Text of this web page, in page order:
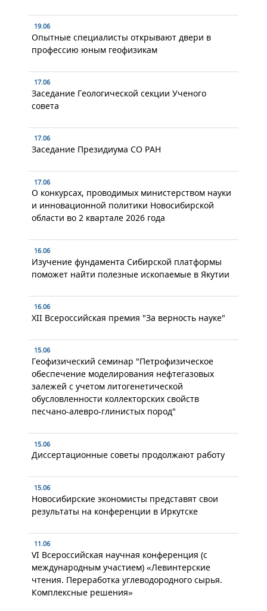
19.06
Опытные специалисты открывают двери в
профессию юным геофизикам
17.06
Заседание Геологической секции Ученого
совета
17.06
Заседание Президиума СО РАН
17.06
О конкурсах, проводимых министерством науки
и инновационной политики Новосибирской
области во 2 квартале 2026 года
16.06
Изучение фундамента Сибирской платформы
поможет найти полезные ископаемые в Якутии
16.06
XII Всероссийская премия "За верность науке"
15.06
Геофизический семинар "Петрофизическое
обеспечение моделирования нефтегазовых
залежей с учетом литогенетической
обусловленности коллекторских свойств
песчано-алевро-глинистых пород"
15.06
Диссертационные советы продолжают работу
15.06
Новосибирские экономисты представят свои
результаты на конференции в Иркутске
11.06
VI Всероссийская научная конференция (с
международным участием) «Левинтерские
чтения. Переработка углеводородного сырья.
Комплексные решения»